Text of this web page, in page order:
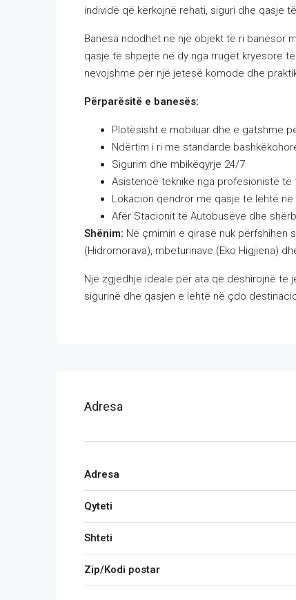
individë që kërkojnë rehati, siguri dhe qasje
Banesa ndodhet në një objekt të ri banesor
qasje të shpejtë në dy nga rrugët kryesore
nevojshme për një jetesë komode dhe
Përparësitë e banesës:
Plotësisht e mobiluar dhe e gatshme
Ndërtim i ri me standarde
Sigurim dhe mbikëqyrje 24/7
Asistencë teknike nga profesionistë të
Lokacion qendror me qasje të lehtë
Afër Stacionit të Autobusëve dhe
Shënim: Në çmimin e qirasë nuk përfshihen
(Hidromorava), mbeturinave (Eko Higjiena)
Një zgjedhje ideale për ata që dëshirojnë të
sigurinë dhe qasjen e lehtë në çdo
Adresa
Adresa
Qyteti
Shteti
Zip/Kodi postar